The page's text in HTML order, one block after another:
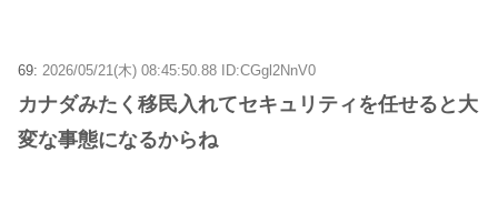
69: 2026/05/21(木) 08:45:50.88 ID:CGgl2NnV0
カナダみたく移民入れてセキュリティを任せると大
変な事態になるからね